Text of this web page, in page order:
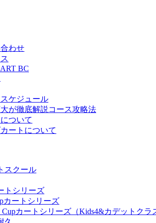
わせ
BC
ケジュール
が徹底解説コース攻略法
ついて
ートについて
スクール
トシリーズ
カートシリーズ
Cupカートシリーズ（Kids4&カデットクラ